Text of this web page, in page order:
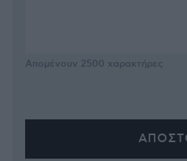
Απομένουν 2500 χαρακτήρες